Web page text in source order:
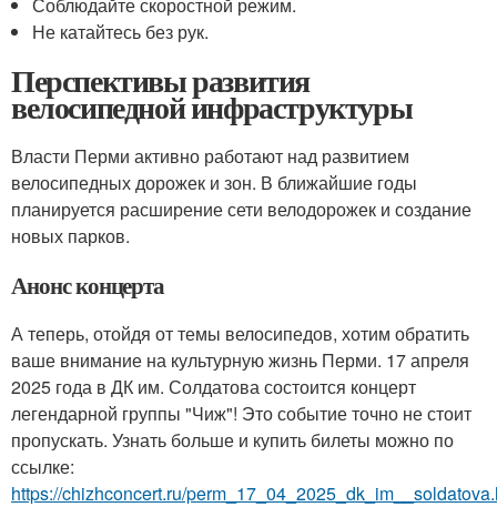
Не катайтесь без рук.
Перспективы развития
велосипедной инфраструктуры
Власти Перми активно работают над развитием
велосипедных дорожек и зон. В ближайшие годы
планируется расширение сети велодорожек и создание
новых парков.
Анонс концерта
А теперь, отойдя от темы велосипедов, хотим обратить
ваше внимание на культурную жизнь Перми. 17 апреля
2025 года в ДК им. Солдатова состоится концерт
легендарной группы "Чиж"! Это событие точно не стоит
пропускать. Узнать больше и купить билеты можно по
ссылке:
https://chizhconcert.ru/